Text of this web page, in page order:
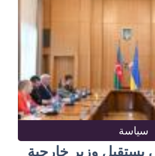
سياسة
يستقبل وزير خارجية